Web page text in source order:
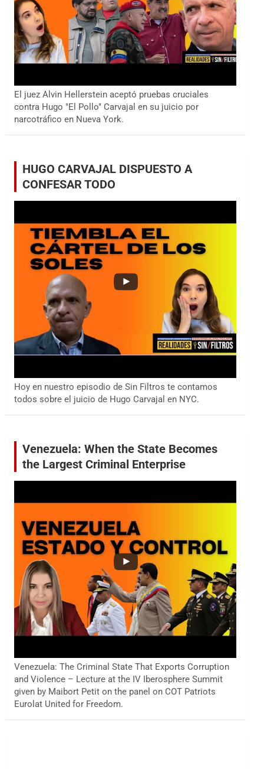
El juez Alvin Hellerstein aceptó pruebas cruciales
contra Hugo "El Pollo" Carvajal en su juicio por
narcotráfico en Nueva York.
HUGO CARVAJAL DISPUESTO A
CONFESAR TODO
Hoy en nuestro episodio de Sin Filtros te contamos
todos sobre el juicio de Hugo Carvajal en NYC.
Venezuela: When the State Becomes
the Largest Criminal Enterprise
Venezuela: The Criminal State That Exports Corruption
and Violence – Lecture at the IV Iberosphere Summit
given by Maibort Petit on the panel on COT Patriots
Eurolat United for Freedom.